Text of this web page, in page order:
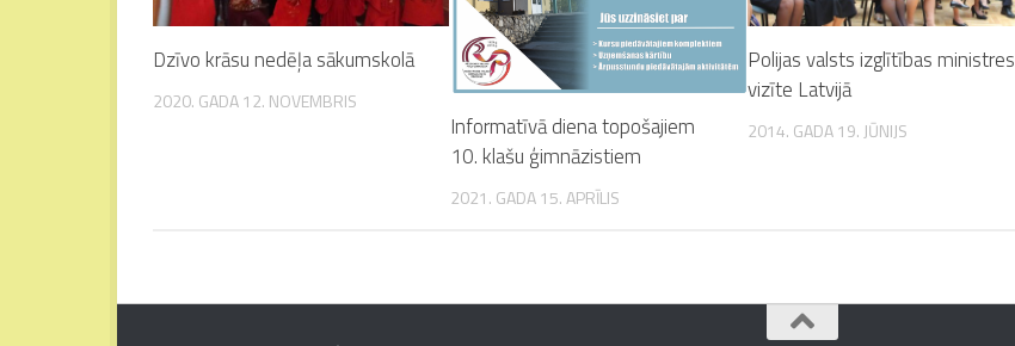
Dzīvo krāsu nedēļa sākumskolā
2020. GADA 12. NOVEMBRIS
Informatīvā diena topošajiem
10. klašu ģimnāzistiem
2021. GADA 15. APRĪLIS
Polijas valsts izglītības ministres
vizīte Latvijā
2014. GADA 19. JŪNIJS